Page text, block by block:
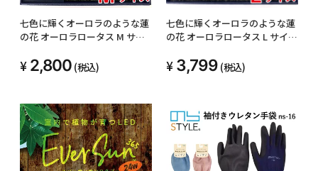
七色に輝くオーロラのような蓮
の花 オーロラロータス M サイ
ロータス 蓮の花 インテリア 浄
化 運気アップ 仏壇 お供え プレ
老の日 ラッキーアイテム
2,800 (税込)
七色に輝くオーロラのような蓮
の花 オーロラロータス L サイズ
ータス 蓮の花 インテリア 浄化
運気アップ 仏壇 お供え プレゼ
3,799 (税込)